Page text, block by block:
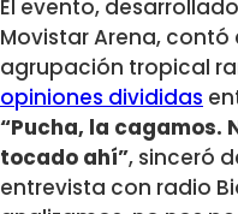
El evento,
Movistar Arena,
agrupación tropical
opiniones divididas
“Pucha, la cagamos.
tocado ahí”, sinceró
entrevista con radio